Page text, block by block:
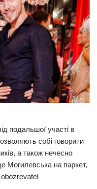
подальшої участі в
собі говорити
а також нечесно
Могилевська на паркет,
obozrevatel